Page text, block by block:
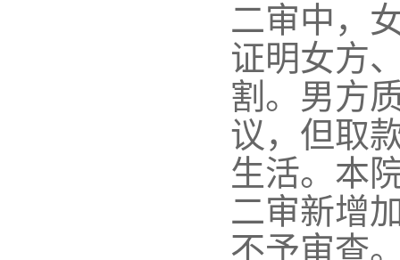
二审中，
证明女方
割。男方
议，但取
生活。本
二审新增
不予审查